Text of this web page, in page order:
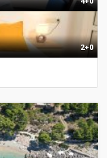
2+0